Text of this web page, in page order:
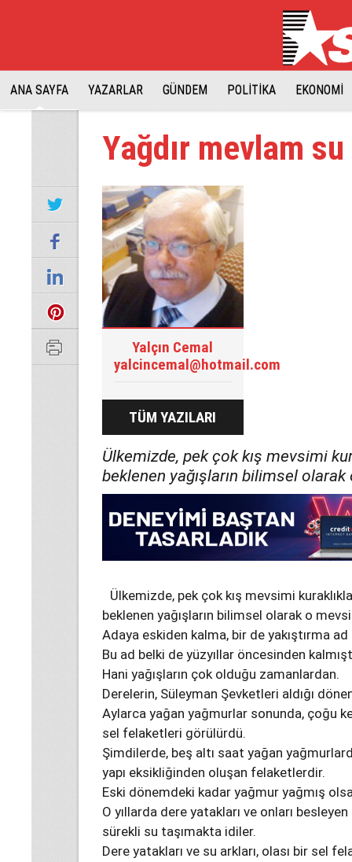
ANA SAYFA YAZARLAR GÜNDEM POLİTİKA EKONOMİ
Yağdır mevlam su
Yalçın Cemal
yalcincemal@hotmail.com
TÜM YAZILARI
Ülkemizde, pek çok kış mevsimi
beklenen yağışların bilimsel
Ülkemizde, pek çok kış mevsimi
beklenen yağışların bilimsel olarak o
Adaya eskiden kalma, bir de yakıştırma
Bu ad belki de yüzyıllar öncesinden
Hani yağışların çok olduğu zamanlardan.
Derelerin, Süleyman Şevketleri aldığı
Aylarca yağan yağmurlar sonunda, çoğu
sel felaketleri görülürdü.
Şimdilerde, beş altı saat yağan
yapı eksikliğinden oluşan felaketlerdir.
Eski dönemdeki kadar yağmur yağmış
O yıllarda dere yatakları ve onları
sürekli su taşımakta idiler.
Dere yatakları ve su arkları, olası bir sel